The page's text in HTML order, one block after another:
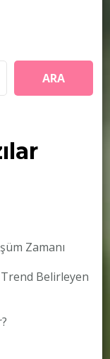
ARA
Zamanı
Belirleyen